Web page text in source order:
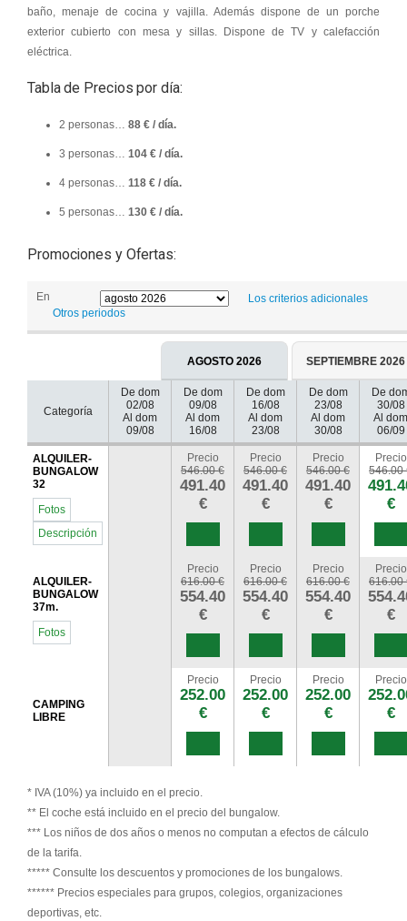
baño, menaje de cocina y vajilla. Además dispone de un porche
exterior cubierto con mesa y sillas. Dispone de TV y calefacción
eléctrica.
Tabla de Precios por día:
2 personas… 88 € / día.
3 personas… 104 € / día.
4 personas… 118 € / día.
5 personas… 130 € / día.
Promociones y Ofertas:
En
Los criterios adicionales
Otros periodos
AGOSTO 2026 SEPTIEMBRE 2026
Categoría
De dom
02/08
Al dom
09/08
De dom
09/08
Al dom
16/08
De dom
16/08
Al dom
23/08
De dom
23/08
Al dom
30/08
De
30/08
Al dom
06/09
ALQUILER-
BUNGALOW
32
Fotos
Descripción
Precio
546.00 €
491.40
€
Precio
546.00 €
491.40
€
Precio
546.00 €
491.40
€
Precio
546.00
€
ALQUILER-
BUNGALOW
37m.
Fotos
Precio
616.00 €
554.40
€
Precio
616.00 €
554.40
€
Precio
616.00 €
554.40
€
Precio
616.00
€
CAMPING
LIBRE
Precio
252.00
€
Precio
252.00
€
Precio
252.00
€
Precio
€
* IVA (10%) ya incluido en el precio.
** El coche está incluido en el precio del bungalow.
*** Los niños de dos años o menos no computan a efectos de cálculo
de la tarifa.
***** Consulte los descuentos y promociones de los bungalows.
****** Precios especiales para grupos, colegios, organizaciones
deportivas, etc.